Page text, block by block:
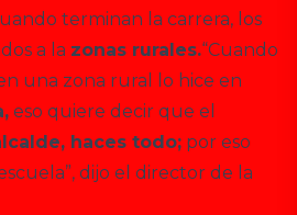
terminan la carrera, los
a la zonas rurales.“Cuando
una zona rural lo hice en
eso quiere decir que el
haces todo; por eso
dijo el director de la